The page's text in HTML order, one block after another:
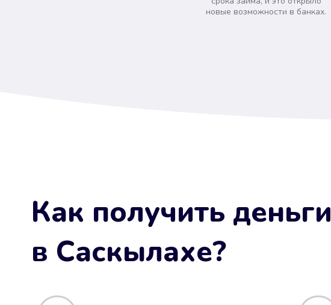
новые возможности в банках.
Как получить деньги
в Саскылахе?